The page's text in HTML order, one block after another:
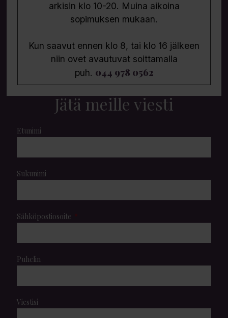
arkisin klo 10-20. Muina aikoina
sopimuksen mukaan.
Kun saavut ennen klo 8, tai klo 16 jälkeen
niin ovet avautuvat soittamalla
puh. 044 978 0562
Jätä meille viesti
Etunimi
Sukunimi
Sähköpostiosoite
Puhelin
Viestisi